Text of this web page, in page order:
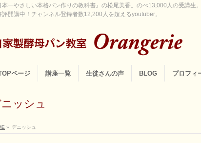
本一やさしい本格パン作りの教科書』の松尾美香。のべ13,000人の受講
評開講中！チャンネル登録者数12,200人を超えるyoutuber。
ページ 講座一覧 生徒さんの声 BLOG プロフィ
ッシュ
» デニッシュ